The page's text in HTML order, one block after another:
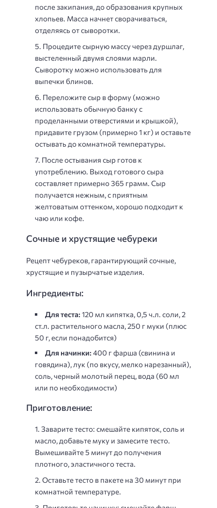
после закипания, до образования крупных
хлопьев. Масса начнет сворачиваться,
отделяясь от сыворотки.
Процедите сырную массу через дуршлаг,
выстеленный двумя слоями марли.
Сыворотку можно использовать для
выпечки блинов.
Переложите сыр в форму (можно
использовать обычную банку с
проделанными отверстиями и крышкой),
придавите грузом (примерно 1 кг) и оставьте
остывать до комнатной температуры.
После остывания сыр готов к
употреблению. Выход готового сыра
составляет примерно 365 грамм. Сыр
получается нежным, с приятным
желтоватым оттенком, хорошо подходит к
чаю или кофе.
Сочные и хрустящие чебуреки
Рецепт чебуреков, гарантирующий сочные,
хрустящие и пузырчатые изделия.
Ингредиенты:
Для теста: 120 мл кипятка, 0,5 ч.л. соли, 2
ст.л. растительного масла, 250 г муки (плюс
50 г, если понадобится)
Для начинки: 400 г фарша (свинина и
говядина), лук (по вкусу, мелко нарезанный),
соль, черный молотый перец, вода (60 мл
или по необходимости)
Приготовление:
Заварите тесто: смешайте кипяток, соль и
масло, добавьте муку и замесите тесто.
Вымешивайте 5 минут до получения
плотного, эластичного теста.
Оставьте тесто в пакете на 30 минут при
комнатной температуре.